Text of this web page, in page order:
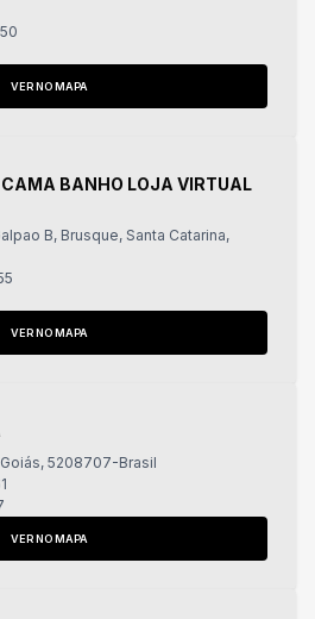
VER NO MAPA
BANHO LOJA VIRTUAL
B, Brusque, Santa Catarina,
VER NO MAPA
5208707-Brasil
VER NO MAPA